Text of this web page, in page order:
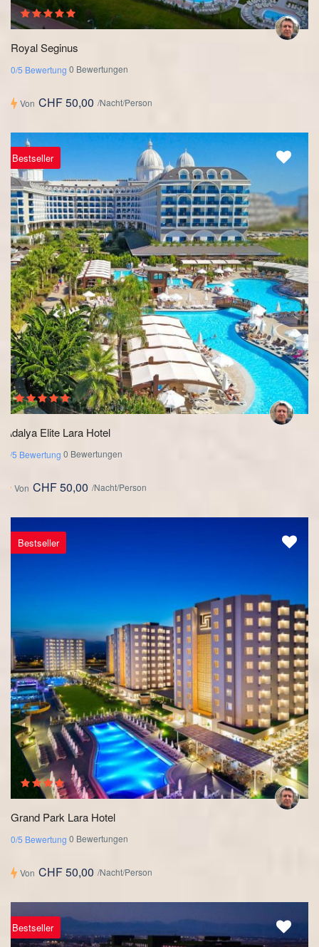
Royal Seginus
0/5 Bewertung 0 Bewertungen
Von CHF 50,00 /Nacht/Person
Bestseller
Adalya Elite Lara Hotel
0/5 Bewertung 0 Bewertungen
Von CHF 50,00 /Nacht/Person
Bestseller
Grand Park Lara Hotel
0/5 Bewertung 0 Bewertungen
Von CHF 50,00 /Nacht/Person
Bestseller